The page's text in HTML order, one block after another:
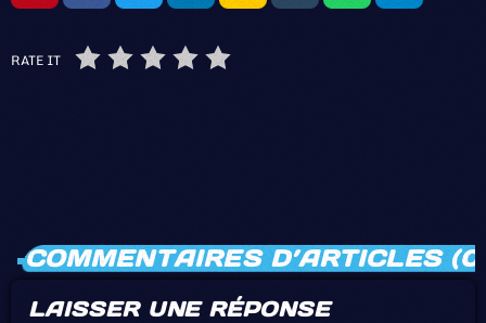
RATE IT
COMMENTAIRES D’ARTICLES
LAISSER UNE RÉPONSE